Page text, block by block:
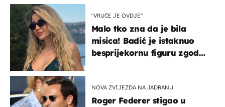
"VRUĆE JE OVDJE"
Malo tko zna da je bila
misica! Badić je istaknuo
besprijekornu figuru zgodne
NOVA ZVIJEZDA NA JADRANU
Roger Federer stigao u